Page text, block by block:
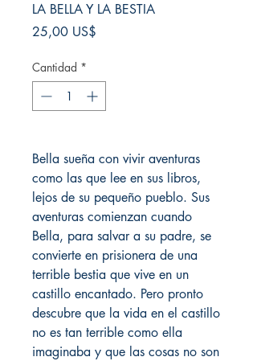
LA BELLA Y LA BESTIA
25,00 US$
Cantidad *
Bella sueña con vivir aventuras
como las que lee en sus libros,
lejos de su pequeño pueblo. Sus
aventuras comienzan cuando
Bella, para salvar a su padre, se
convierte en prisionera de una
terrible bestia que vive en un
castillo encantado. Pero pronto
descubre que la vida en el castillo
no es tan terrible como ella
imaginaba y que las cosas no son